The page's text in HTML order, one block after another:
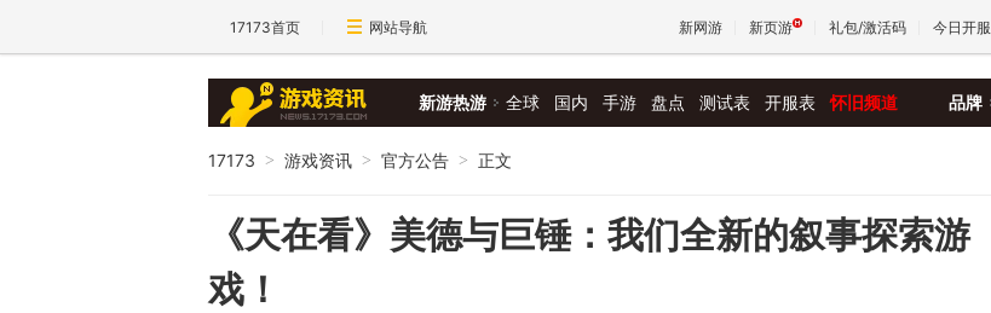
17173首页 网站导航 新网游 新页游 礼包/激活码 今日开服
新游热游 全球 国内 手游 盘点 测试表 开服表 怀旧频道 品牌
17173 > 游戏资讯 > 官方公告 > 正文
《天在看》美德与巨锤：我们全新的叙事探索游
戏！